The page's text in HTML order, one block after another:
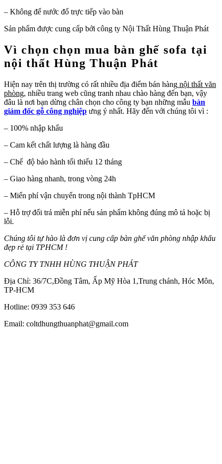
– Không để nước đổ trực tiếp vào bàn
Sản phẩm được cung cấp bởi công ty Nội Thất Hùng Thuận Phát
Vì chọn chọn mua bàn ghế sofa tại
nội thất Hùng Thuận Phát
Hiện nay trên thị trường có rất nhiều địa điểm bán hàng nội thất văn
phòng, nhiều trang web cũng tranh nhau chào hàng đến bạn, vậy
đâu là nơi bạn dừng chân chọn cho công ty bạn những mẫu bàn
giám đốc gỗ công nghiệp ưng ý nhất. Hãy đến với chúng tôi vì :
– 100% nhập khẩu
– Cam kết chất lượng là hàng đầu
– Chế độ bảo hành tối thiểu 12 tháng
– Giao hàng nhanh, trong vòng 24h
– Miển phí vận chuyển trong nội thành TpHCM
– Hỗ trợ đổi trả miễn phí nếu sản phẩm không đúng mô tả hoặc bị
lỗi.
Chúng tôi tự hào là đơn vị cung cấp bàn ghế văn phòng nhập khẩu
đẹp rẻ tại TPHCM !
CÔNG TY TNHH HÙNG THUẬN PHÁT
Địa Chỉ: 36/7C,Đồng Tâm, Ấp Mỹ Hòa 1,Trung chánh, Hóc Môn,
TP-HCM
Hotline: 0939 353 646
Email: coltdhungthuanphat@gmail.com